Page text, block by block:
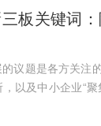
板关键词
议题是各方关注
以及中小企业“聚